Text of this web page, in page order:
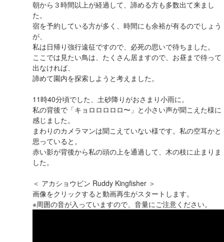
朝から３時間以上が経過して、諦める方も多数出て来まし
た。
宿を予約している方が多く、時間にも余裕が有るのでしょう
が、
私は日帰り強行遠征ですので、必死の思いで待ちました。
ここでは見たい鳥は、たくさん居ますので、お昼まで待って
出なければ、
諦めて園内を探索しようと考えました。
11時40分頃でした、土砂降りがおさまり小雨に。
私の背後で「キョロロロロロ〜」と小さい声が聞こえた様に
感じました。
まわりのカメラマンは聞こえていない様です。私の空耳かと
思っていると。
赤い影が背後から私の頭の上を通過して、木の枝に止まりま
した。
＜ ‪アカショウビン Ruddy Kingfisher‬ ＞
画像をクリックすると動画再生がスタートします。
※周囲の音が入っていますので、音量にご注意ください。